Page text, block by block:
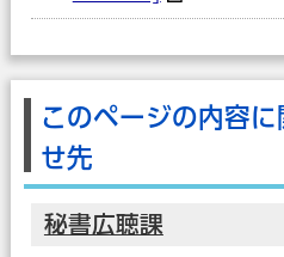
このページの内容
せ先
秘書広聴課